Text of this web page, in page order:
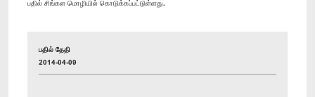
பதில் சிங்கள மொழியில் கொடுக்கப்பட்டுள்ளது.
பதில் தேதி
2014-04-09